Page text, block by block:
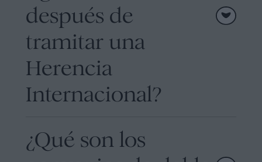
después de
tramitar una
Herencia
Internacional?
¿Qué son los